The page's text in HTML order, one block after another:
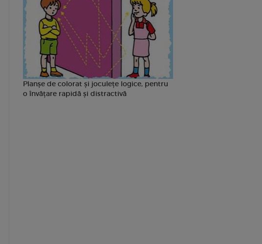
Planșe de colorat și joculețe logice, pentru
o învățare rapidă și distractivă